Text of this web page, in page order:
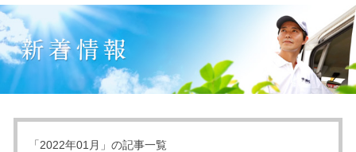
「2022年01月」の記事一覧